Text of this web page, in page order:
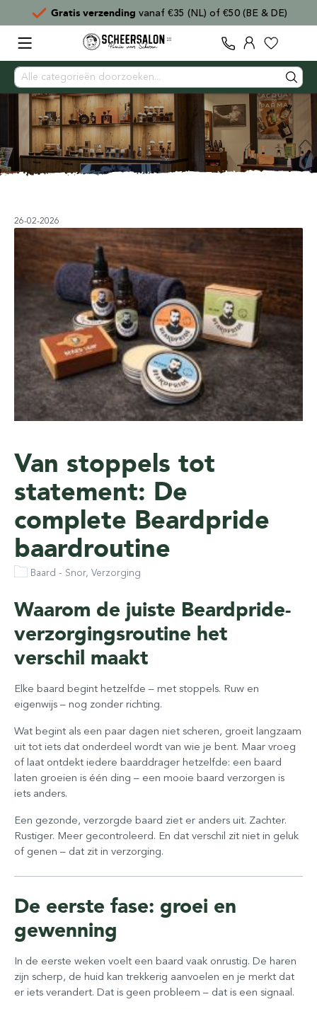
Voor15:00besteld,direct verzonden
26-02-2026
Van stoppels tot
statement: De
complete Beardpride
baardroutine
Baard - Snor, Verzorging
Waarom de juiste Beardpride-
verzorgingsroutine het
verschil maakt
Elke baard begint hetzelfde – met stoppels. Ruw en
eigenwijs – nog zonder richting.
Wat begint als een paar dagen niet scheren, groeit langzaam
uit tot iets dat onderdeel wordt van wie je bent. Maar vroeg
of laat ontdekt iedere baarddrager hetzelfde: een baard
laten groeien is één ding – een mooie baard verzorgen is
iets anders.
Een gezonde, verzorgde baard ziet er anders uit. Zachter.
Rustiger. Meer gecontroleerd. En dat verschil zit niet in geluk
of genen – dat zit in verzorging.
De eerste fase: groei en
gewenning
In de eerste weken voelt een baard vaak onrustig. De haren
zijn scherp, de huid kan trekkerig aanvoelen en je merkt dat
er iets verandert. Dat is geen probleem – dat is een signaal.